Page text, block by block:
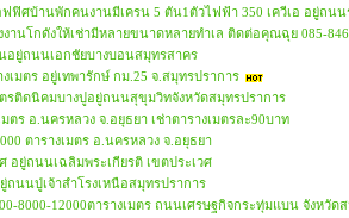
ฟฟิศบ้านพักคนงานมีเครน 5 ตัน1ตัวไฟฟ้า 350 เควีเอ อยู่ถน
านโกดังให้เช่ามีหลายขนาดหลายทำเล ติดต่อคุณฉุย 085-
อยู่ถนนเอกชัยบางบอนสมุทรสาคร
เมตร อยู่เทพารักษ์ กม.25 จ.สมุทรปราการ
ตรติดนิคมบางปูอยู่ถนนสุขุมวิทจังหวัดสมุทรปราการ
ตร อ.นครหลวง จ.อยุธยา เช่าตารางเมตรละ90บาท
ตารางเมตร อ.นครหลวง จ.อยุธยา
อยู่ถนนเฉลิมพระเกียรติ เขตประเวศ
ถนนปู่เจ้าสำโรงเหนือสมุทรปราการ
8000-12000ตารางเมตร ถนนเศรษฐกิจกระทุ่มแบน จังหวัด